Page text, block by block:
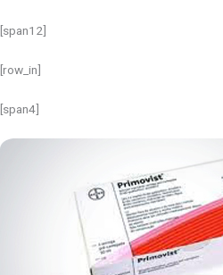
[span12]
[row_in]
[span4]